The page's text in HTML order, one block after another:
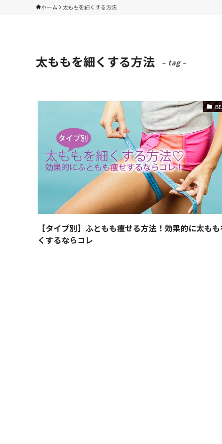
ホーム 太ももを細くする方法
太ももを細くする方法 – tag –
【タイプ別】ふともも痩せる方法！効果的に太も
くするならコレ